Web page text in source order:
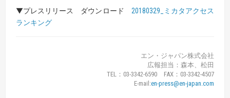
▼プレスリリース ダウンロード 20180329_ミカタアクセス
ランキング
エン・ジャパン株式会社
広報担当：森本、松田
TEL：03-3342-6590 FAX：03-3342-4507
E-mail:en-press@en-japan.com